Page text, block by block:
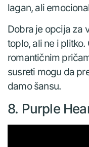
lagan, ali
Dobra je opcija za
toplo, ali ne i
romantičnim
susreti mogu da
damo šansu.
8. Purple